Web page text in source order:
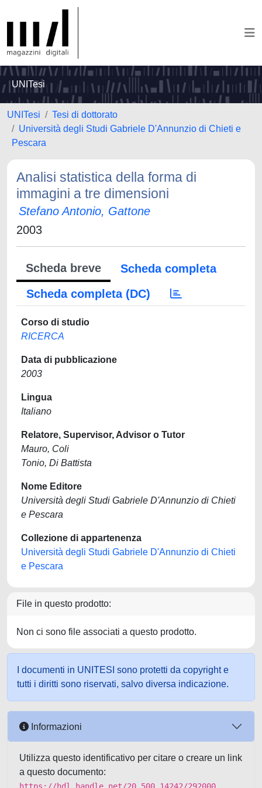
UNITesi
UNITesi
Tesi di dottorato
Università degli Studi Gabriele D'Annunzio di Chieti e
Pescara
Analisi statistica della forma di
immagini a tre dimensioni
Stefano Antonio, Gattone
2003
Scheda breve
Scheda completa
Scheda completa (DC)
Corso di studio
RICERCA
Data di pubblicazione
2003
Lingua
Italiano
Relatore, Supervisor, Advisor o Tutor
Mauro, Coli
Tonio, Di Battista
Nome Editore
Università degli Studi Gabriele D'Annunzio di Chieti
e Pescara
Collezione di appartenenza
Università degli Studi Gabriele D'Annunzio di Chieti
e Pescara
File in questo prodotto:
Non ci sono file associati a questo prodotto.
I documenti in UNITESI sono protetti da copyright e
tutti i diritti sono riservati, salvo diversa indicazione.
Informazioni
Utilizza questo identificativo per citare o creare un link
a questo documento: